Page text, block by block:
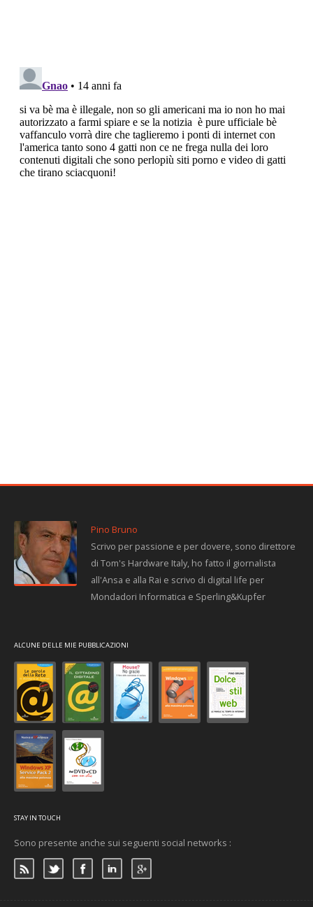
Pino Bruno
Scrivo per passione e per dovere, sono direttore
di Tom's Hardware Italy, ho fatto il giornalista
all'Ansa e alla Rai e scrivo di digital life per
Mondadori Informatica e Sperling&Kupfer
ALCUNE DELLE MIE PUBBLICAZIONI
STAY IN TOUCH
Sono presente anche sui seguenti social networks :